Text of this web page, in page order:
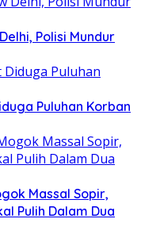
Polisi Mundur
Puluhan Korban
Massal Sopir,
Pulih Dalam Dua